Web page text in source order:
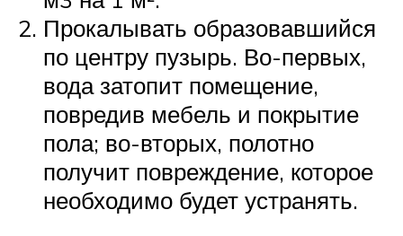
Прокалывать образовавшийся
по центру пузырь. Во-первых,
вода затопит помещение,
повредив мебель и покрытие
пола; во-вторых, полотно
получит повреждение, которое
необходимо будет устранять.